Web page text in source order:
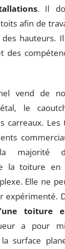
. Il
afin de
hauteurs.
des
vend de
le
carreaux. Les
majorité
la toiture
Elle ne
expérimenté.
toiture
a pour
surface